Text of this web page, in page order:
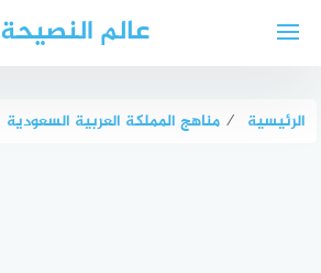
عالم النصيحة
الرئيسية ⁄ مناهج المملكة العربية السعودية